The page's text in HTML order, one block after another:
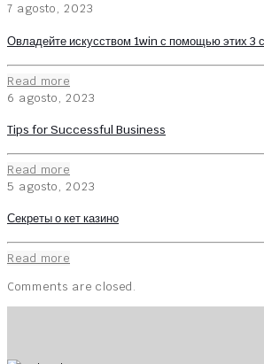
7 agosto, 2023
Овладейте искусством 1win с помощью этих 3
Read more
6 agosto, 2023
Tips for Successful Business
Read more
5 agosto, 2023
Секреты о кет казино
Read more
Comments are closed.